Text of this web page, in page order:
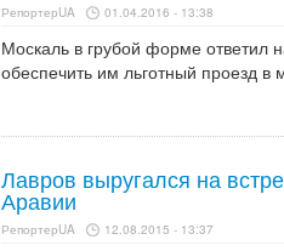
РепортерUA 01.04.2016 - 13:38
Москаль в грубой форме ответил
обеспечить им льготный проезд в
Лавров выругался на
Аравии
РепортерUA 12.08.2015 - 13:37